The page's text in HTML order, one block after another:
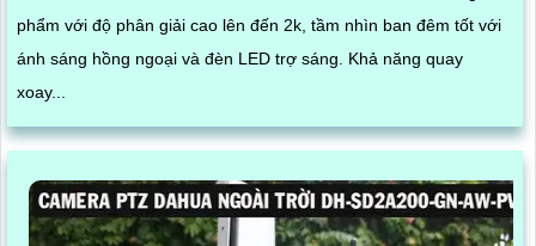
phẩm với độ phân giải cao lên đến 2k, tầm nhìn ban đêm tốt với
ánh sáng hồng ngoại và đèn LED trợ sáng. Khả năng quay
xoay...